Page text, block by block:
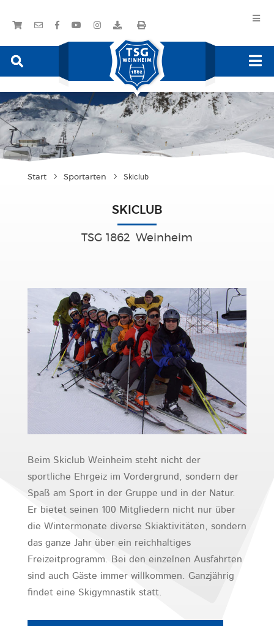
Start Sportarten Skiclub
SKICLUB
TSG 1862 Weinheim
Beim Skiclub Weinheim steht nicht der
sportliche Ehrgeiz im Vordergrund, sondern der
Spaß am Sport in der Gruppe und in der Natur.
Er bietet seinen 100 Mitgliedern nicht nur über
die Wintermonate diverse Skiaktivitäten, sondern
das ganze Jahr über ein reichhaltiges
Freizeitprogramm. Bei den einzelnen Ausfahrten
sind auch Gäste immer willkommen. Ganzjährig
findet eine Skigymnastik statt.